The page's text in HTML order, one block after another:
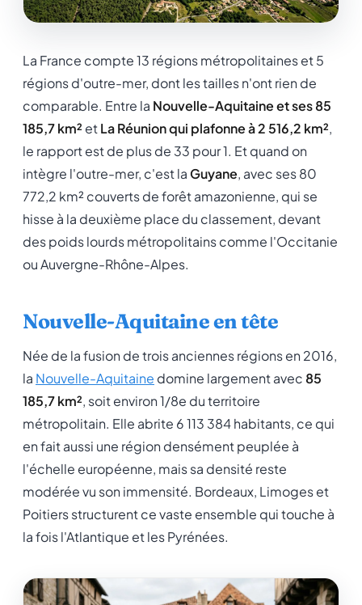
La France compte 13 régions métropolitaines et 5
régions d'outre-mer, dont les tailles n'ont rien de
comparable. Entre la Nouvelle-Aquitaine et ses 85
185,7 km² etLa Réunion qui plafonne à 2 516,2 km²,
le rapport est de plus de 33 pour 1. Et quand on
intègre l'outre-mer, c'est la Guyane, avec ses 80
772,2 km² couverts de forêt amazonienne, qui se
hisse à la deuxième place du classement, devant
des poids lourds métropolitains comme l'Occitanie
ou Auvergne-Rhône-Alpes.
Nouvelle-Aquitaine en tête
Née de la fusion de trois anciennes régions en 2016,
la Nouvelle-Aquitaine domine largement avec 85
185,7 km², soit environ 1/8e du territoire
métropolitain. Elle abrite 6 113 384 habitants, ce qui
en fait aussi une région densément peuplée à
l'échelle européenne, mais sa densité reste
modérée vu son immensité. Bordeaux, Limoges et
Poitiers structurent ce vaste ensemble qui touche à
la fois l'Atlantique et les Pyrénées.